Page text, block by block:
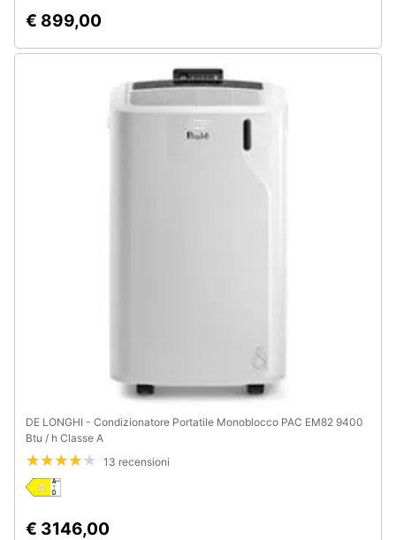
€ 899,00
DE LONGHI - Condizionatore Portatile Monoblocco PAC EM82 9400
Btu / h Classe A
13 recensioni
€ 3146,00